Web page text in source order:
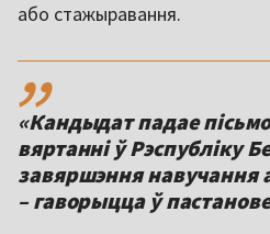
або стажыравання.
,,
«Кандыдат падае
вяртанні ў Рэспубліку
завяршэння навучання
– гаворыцца ў